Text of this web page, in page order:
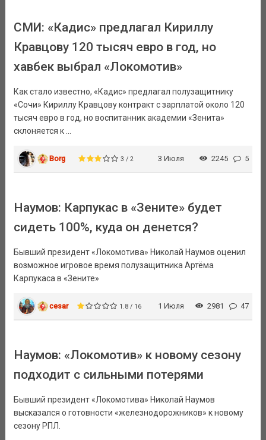
СМИ: «Кадис» предлагал Кириллу
Кравцову 120 тысяч евро в год, но
хавбек выбрал «Локомотив»
Как стало известно, «Кадис» предлагал полузащитнику
«Сочи» Кириллу Кравцову контракт с зарплатой около 120
тысяч евро в год, но воспитанник академии «Зенита»
склоняется к ...
Borg 3 / 2 3 Июля 2245 5
Наумов: Карпукас в «Зените» будет
сидеть 100%, куда он денется?
Бывший президент «Локомотива» Николай Наумов оценил
возможное игровое время полузащитника Артёма
Карпукаса в «Зените»
cesar 1.8 / 16 1 Июля 2981 47
Наумов: «Локомотив» к новому сезону
подходит с сильными потерями
Бывший президент «Локомотива» Николай Наумов
высказался о готовности «железнодорожников» к новому
сезону РПЛ.